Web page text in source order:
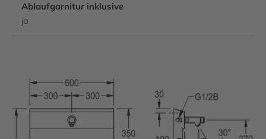
Ablaufgarnitur inklusive
ja